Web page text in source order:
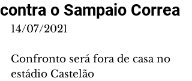
contra o Sampaio Correa
14/07/2021
Confronto será fora de casa no
estádio Castelão